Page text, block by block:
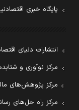
پایگاه خبری
انتشارات دنیای
مرکز نوآوری و
مرکز پژوهش‌های
مرکز راه حل‌های